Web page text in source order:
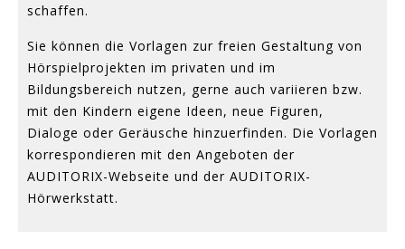
schaffen.
Sie können die Vorlagen zur freien Gestaltung von
Hörspielprojekten im privaten und im
Bildungsbereich nutzen, gerne auch variieren bzw.
mit den Kindern eigene Ideen, neue Figuren,
Dialoge oder Geräusche hinzuerfinden. Die Vorlagen
korrespondieren mit den Angeboten der
AUDITORIX-Webseite und der AUDITORIX-
Hörwerkstatt.